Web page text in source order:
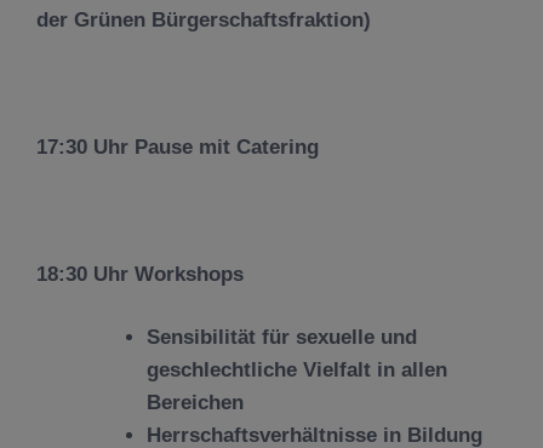
der Grünen Bürgerschaftsfraktion)
17:30 Uhr Pause mit Catering
18:30 Uhr Workshops
Sensibilität für sexuelle und
geschlechtliche Vielfalt in allen
Bereichen
Herrschaftsverhältnisse in Bildung